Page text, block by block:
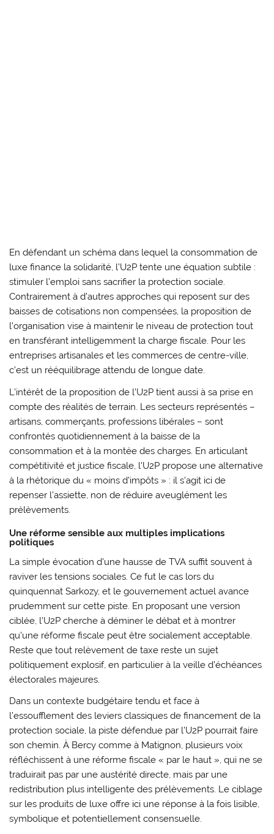
En défendant un schéma dans lequel la consommation de
luxe finance la solidarité, l’U2P tente une équation subtile :
stimuler l’emploi sans sacrifier la protection sociale.
Contrairement à d’autres approches qui reposent sur des
baisses de cotisations non compensées, la proposition de
l’organisation vise à maintenir le niveau de protection tout
en transférant intelligemment la charge fiscale. Pour les
entreprises artisanales et les commerces de centre-ville,
c’est un rééquilibrage attendu de longue date.
L’intérêt de la proposition de l’U2P tient aussi à sa prise en
compte des réalités de terrain. Les secteurs représentés –
artisans, commerçants, professions libérales – sont
confrontés quotidiennement à la baisse de la
consommation et à la montée des charges. En articulant
compétitivité et justice fiscale, l’U2P propose une alternative
à la rhétorique du « moins d’impôts » : il s’agit ici de
repenser l’assiette, non de réduire aveuglément les
prélèvements.
Une réforme sensible aux multiples implications
politiques
La simple évocation d’une hausse de TVA suffit souvent à
raviver les tensions sociales. Ce fut le cas lors du
quinquennat Sarkozy, et le gouvernement actuel avance
prudemment sur cette piste. En proposant une version
ciblée, l’U2P cherche à déminer le débat et à montrer
qu’une réforme fiscale peut être socialement acceptable.
Reste que tout relèvement de taxe reste un sujet
politiquement explosif, en particulier à la veille d’échéances
électorales majeures.
Dans un contexte budgétaire tendu et face à
l’essoufflement des leviers classiques de financement de la
protection sociale, la piste défendue par l’U2P pourrait faire
son chemin. À Bercy comme à Matignon, plusieurs voix
réfléchissent à une réforme fiscale « par le haut », qui ne se
traduirait pas par une austérité directe, mais par une
redistribution plus intelligente des prélèvements. Le ciblage
sur les produits de luxe offre ici une réponse à la fois lisible,
symbolique et potentiellement consensuelle.